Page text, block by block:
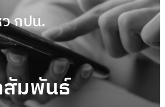
กปน.
สัมพันธ์